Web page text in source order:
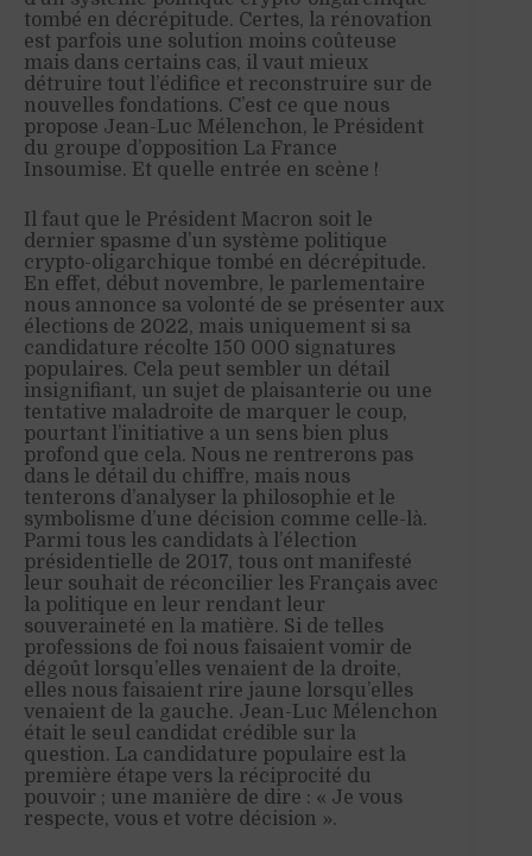
tombé en décrépitude. Certes, la rénovation
est parfois une solution moins coûteuse
mais dans certains cas, il vaut mieux
détruire tout l’édifice et reconstruire sur de
nouvelles fondations. C’est ce que nous
propose Jean-Luc Mélenchon, le Président
du groupe d’opposition La France
Insoumise. Et quelle entrée en scène !
Il faut que le Président Macron soit le
dernier spasme d’un système politique
crypto-oligarchique tombé en décrépitude.
En effet, début novembre, le parlementaire
nous annonce sa volonté de se présenter aux
élections de 2022, mais uniquement si sa
candidature récolte 150 000 signatures
populaires. Cela peut sembler un détail
insignifiant, un sujet de plaisanterie ou une
tentative maladroite de marquer le coup,
pourtant l’initiative a un sens bien plus
profond que cela. Nous ne rentrerons pas
dans le détail du chiffre, mais nous
tenterons d’analyser la philosophie et le
symbolisme d’une décision comme celle-là.
Parmi tous les candidats à l’élection
présidentielle de 2017, tous ont manifesté
leur souhait de réconcilier les Français avec
la politique en leur rendant leur
souveraineté en la matière. Si de telles
professions de foi nous faisaient vomir de
dégoût lorsqu’elles venaient de la droite,
elles nous faisaient rire jaune lorsqu’elles
venaient de la gauche. Jean-Luc Mélenchon
était le seul candidat crédible sur la
question. La candidature populaire est la
première étape vers la réciprocité du
pouvoir ; une manière de dire : « Je vous
respecte, vous et votre décision ».